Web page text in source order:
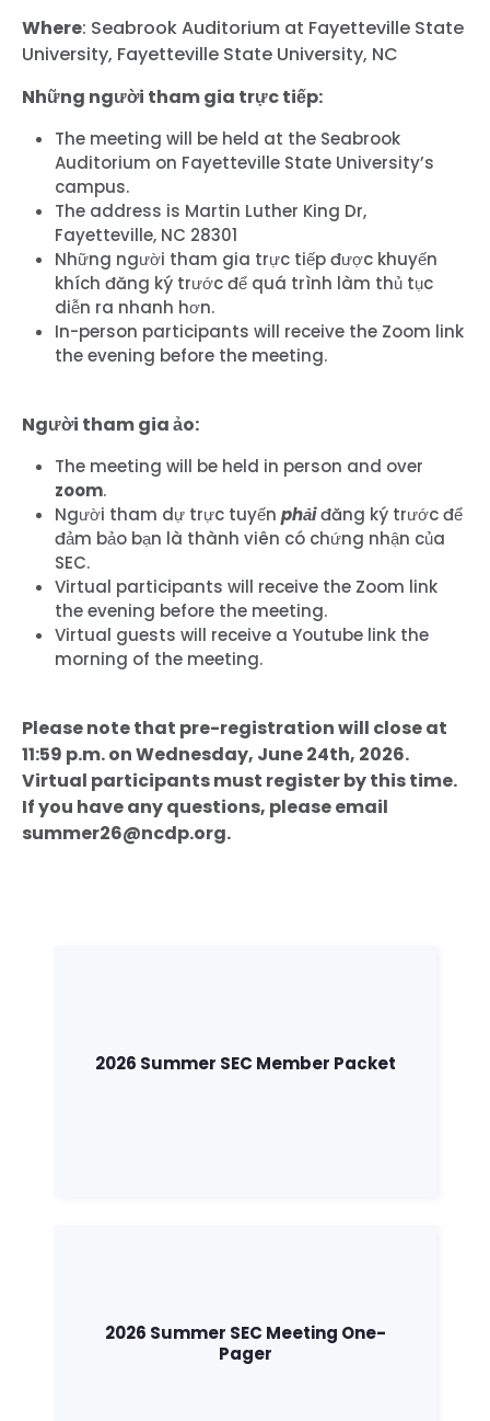
Where: Seabrook Auditorium at Fayetteville State
University, Fayetteville State University, NC
Những người tham gia trực tiếp:
The meeting will be held at the Seabrook
Auditorium on Fayetteville State University’s
campus.
The address is Martin Luther King Dr,
Fayetteville, NC 28301
Những người tham gia trực tiếp được khuyến
khích đăng ký trước để quá trình làm thủ tục
diễn ra nhanh hơn.
In-person participants will receive the Zoom link
the evening before the meeting.
Người tham gia ảo:
The meeting will be held in person and over
zoom.
Người tham dự trực tuyến phảiđăng ký trước để
đảm bảo bạn là thành viên có chứng nhận của
SEC.
Virtual participants will receive the Zoom link
the evening before the meeting.
Virtual guests will receive a Youtube link the
morning of the meeting.
Please note that pre-registration will close at
11:59 p.m. on Wednesday, June 24th, 2026.
Virtual participants must register by this time.
If you have any questions, please email
summer26@ncdp.org.
2026 Summer SEC Member Packet
2026 Summer SEC Meeting One-
Pager